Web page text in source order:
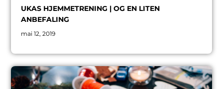
UKAS HJEMMETRENING | OG EN LITEN
ANBEFALING
mai 12, 2019